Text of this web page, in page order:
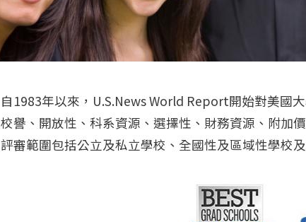
自1983年以來，U.S.News World Report開始對美國
校譽、開放性、科系資源、選擇性、財務資源、附加
評審範圍包括公立及私立學校、全國性及區域性學校